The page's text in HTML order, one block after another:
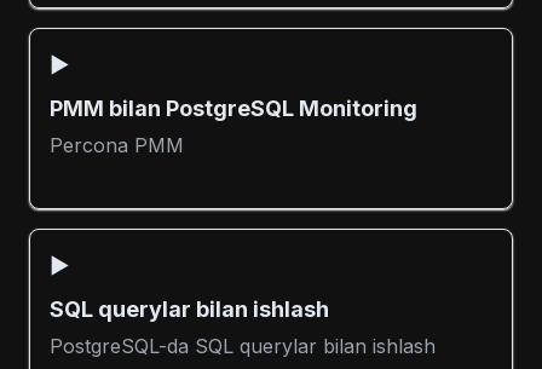
▶️
PMM bilan PostgreSQL Monitoring
Percona PMM
▶️
SQL querylar bilan ishlash
PostgreSQL-da SQL querylar bilan ishlash